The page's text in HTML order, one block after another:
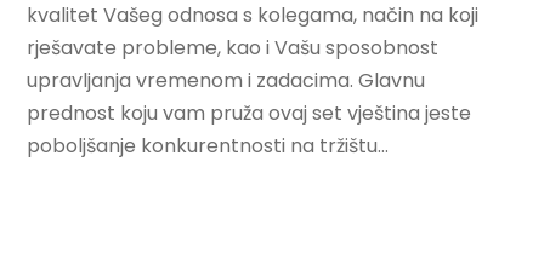
kvalitet Vašeg odnosa s kolegama, način na koji
rješavate probleme, kao i Vašu sposobnost
upravljanja vremenom i zadacima. Glavnu
prednost koju vam pruža ovaj set vještina jeste
poboljšanje konkurentnosti na tržištu...